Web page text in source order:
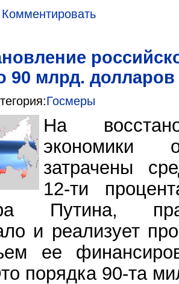
Комментировать
90 млрд. долларов
Госмеры
На
экономики
затрачены
12-ти
Путина,
и реализует
ее
порядка 90-та